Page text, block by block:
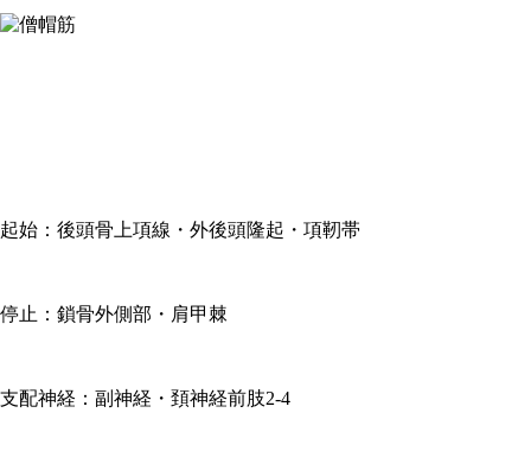
起始：後頭骨上項線・外後頭隆起・項靭帯
停止：鎖骨外側部・肩甲棘
支配神経：副神経・頚神経前肢2-4